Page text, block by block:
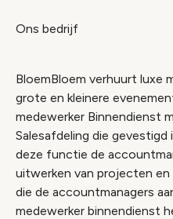
Ons bedrijf
BloemBloem verhuurt luxe
grote en kleinere
medewerker Binnendienst
Salesafdeling die gevestigd
deze functie de
uitwerken van projecten
die de accountmanagers
medewerker binnendienst